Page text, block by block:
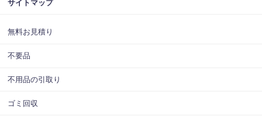
サイトマップ
無料お見積り
不要品
不用品の引取り
ゴミ回収